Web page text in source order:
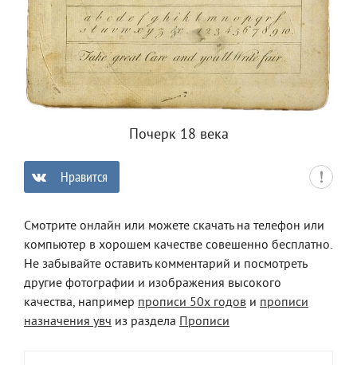
Почерк 18 века
Нравится
Смотрите онлайн или можете скачать на телефон или
компьютер в хорошем качестве совешенно бесплатно.
Не забывайте оставить комментарий и посмотреть
другие фотографии и изображения высокого
качества, например прописи 50х годов и прописи
назначения увч из раздела Прописи